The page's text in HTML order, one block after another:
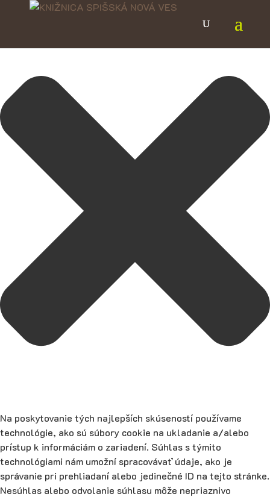
Spravovať Súhlas
Na poskytovanie tých najlepších skúseností používame
technológie, ako sú súbory cookie na ukladanie a/alebo
prístup k informáciám o zariadení. Súhlas s týmito
technológiami nám umožní spracovávať údaje, ako je
správanie pri prehliadaní alebo jedinečné ID na tejto stránke.
Nesúhlas alebo odvolanie súhlasu môže nepriaznivo